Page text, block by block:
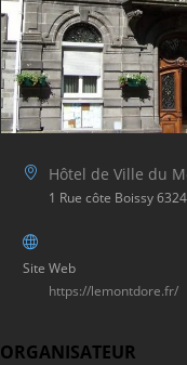
Hôtel de Ville du
1 Rue côte Boissy
Site Web
https://lemontdore.fr/
ORGANISATEUR